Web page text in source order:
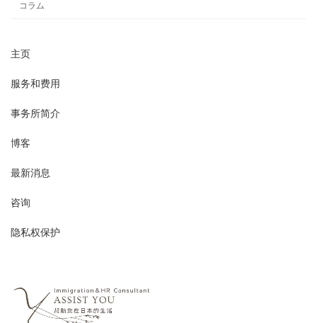
コラム
主页
服务和费用
事务所简介
博客
最新消息
咨询
隐私权保护